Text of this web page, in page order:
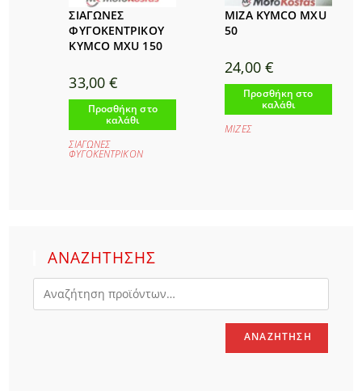
ΣΙΑΓΩΝΕΣ
ΦΥΓΟΚΕΝΤΡΙΚΟΥ
KYMCO MXU 150
33,00€
Προσθήκη στο
καλάθι
ΣΙΑΓΩΝΕΣ
ΦΥΓΟΚΕΝΤΡΙΚΟΝ
ΜΙΖΑ KYMCO MXU
50
24,00 €
Προσθήκη στο
καλάθι
ΜΙΖΕΣ
ΑΝΑΖΗΤΗΣΗΣ
ΑΝΑΖΉΤΗΣΗ